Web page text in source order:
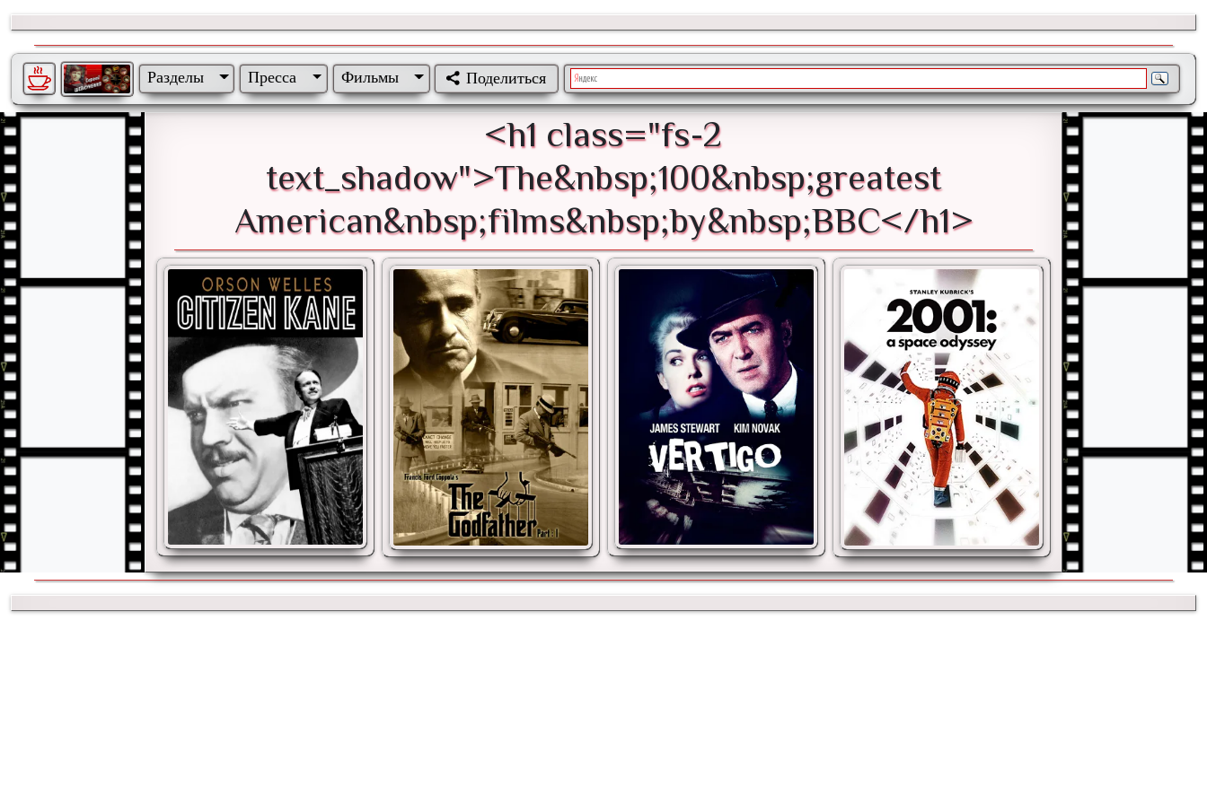
Разделы Пресса Фильмы Поделиться
<h1 class="fs-2
text_shadow">The&nbsp;100&nbsp;greatest
American&nbsp;films&nbsp;by&nbsp;BBC</h1>